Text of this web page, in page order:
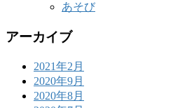
あそび
アーカイブ
2021年2月
2020年9月
2020年8月